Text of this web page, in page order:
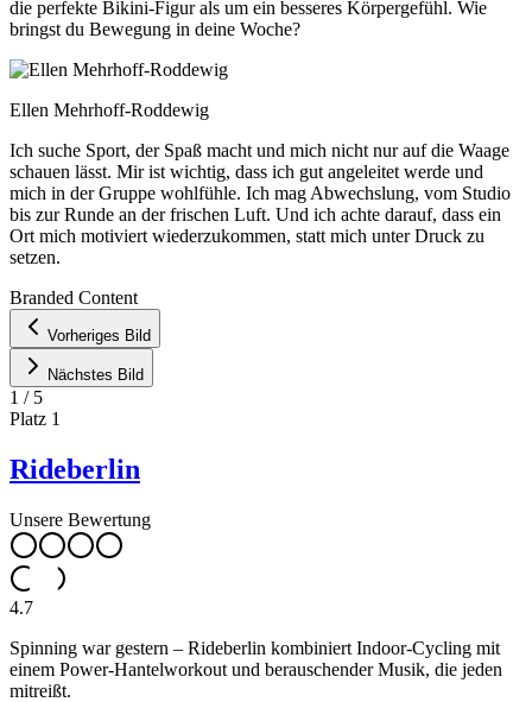
die perfekte Bikini-Figur als um ein besseres Körpergefühl. Wie
bringst du Bewegung in deine Woche?
Ellen Mehrhoff-Roddewig
Ich suche Sport, der Spaß macht und mich nicht nur auf die Waage
schauen lässt. Mir ist wichtig, dass ich gut angeleitet werde und
mich in der Gruppe wohlfühle. Ich mag Abwechslung, vom Studio
bis zur Runde an der frischen Luft. Und ich achte darauf, dass ein
Ort mich motiviert wiederzukommen, statt mich unter Druck zu
setzen.
+
−
Branded Content
Vorheriges Bild
Nächstes Bild
1 / 5
Platz 1
Rideberlin
Unsere Bewertung
4.7
Spinning war gestern – Rideberlin kombiniert Indoor-Cycling mit
einem Power-Hantelworkout und berauschender Musik, die jeden
mitreißt.